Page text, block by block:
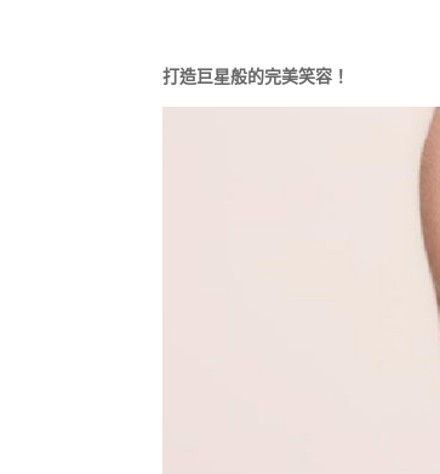
打造巨星般的完美笑容！